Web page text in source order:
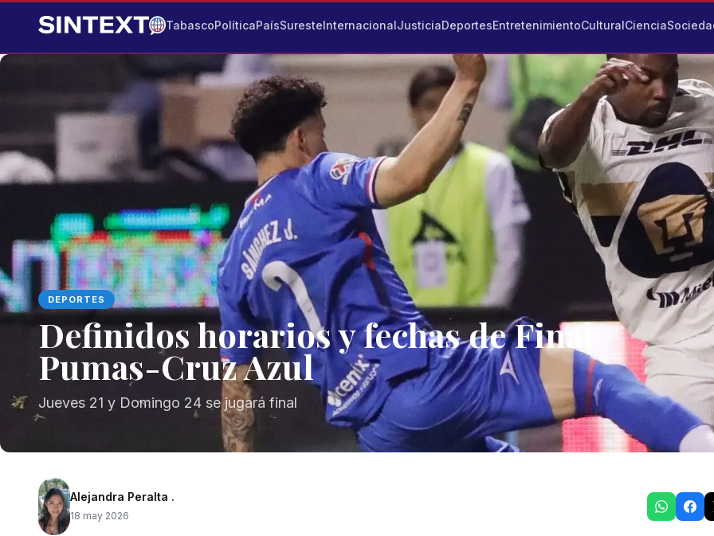
TabascoPolíticaPaísSuresteInternacionalJusticiaDeportesEntretenimientoCulturalCiencia
DEPORTES
Definidos horarios y fechas de Final
Pumas-Cruz Azul
Jueves 21 y Domingo 24 se jugará final
Alejandra Peralta .
18 may 2026